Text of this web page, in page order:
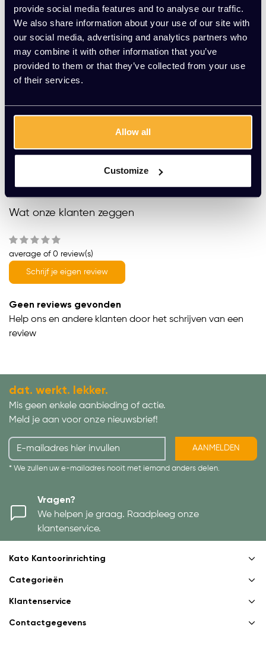
provide social media features and to analyse our traffic.
We also share information about your use of our site with
our social media, advertising and analytics partners who
may combine it with other information that you’ve
provided to them or that they’ve collected from your use
of their services.
Allow all
Customize
Aantal - +
Toevoegen aan winkelwagen
Productomschrijving
Wat onze klanten zeggen
average of 0 review(s)
Schrijf je eigen review
Geen reviews gevonden
Help ons en andere klanten door het schrijven van een
review
dat. werkt. lekker.
Mis geen enkele aanbieding of actie.
Meld je aan voor onze nieuwsbrief!
AANMELDEN
* We zullen uw e-mailadres nooit met iemand anders delen.
Vragen?
We helpen je graag. Raadpleeg onze
klantenservice.
Kato Kantoorinrichting
Categorieën
Klantenservice
Contactgegevens